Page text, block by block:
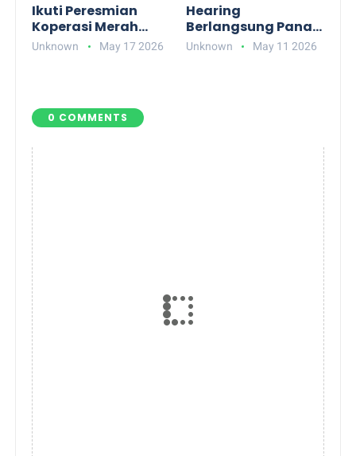
Ikuti Peresmian
Koperasi Merah
Putih, Pemkab
Pesisir Barat
Warga
Unknown May 17 2026
Hearing
Berlangsung Panas,
DPRD Pesibar Desak
Pengelolaan
Unknown May 11 2026
0 COMMENTS